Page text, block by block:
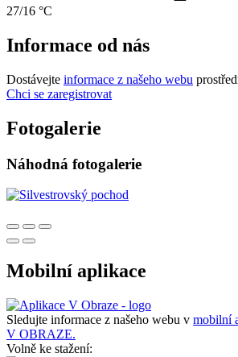
27/16 °C
Informace od nás
Dostávejte informace z našeho webu
Chci se zaregistrovat
Fotogalerie
Náhodná fotogalerie
Mobilní aplikace
Sledujte informace z našeho webu v mobilní
V OBRAZE.
Volně ke stažení: